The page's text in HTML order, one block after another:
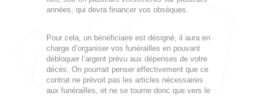
années, qui devra financer vos obsèques.
Pour cela, un bénéficiaire est désigné, il aura en
charge d’organiser vos funérailles en pouvant
débloquer l’argent prévu aux dépenses de votre
décès. On pourrait penser effectivement que ce
contrat ne prévoit pas les articles nécessaires
aux funérailles, et ne se tourne donc que vers le